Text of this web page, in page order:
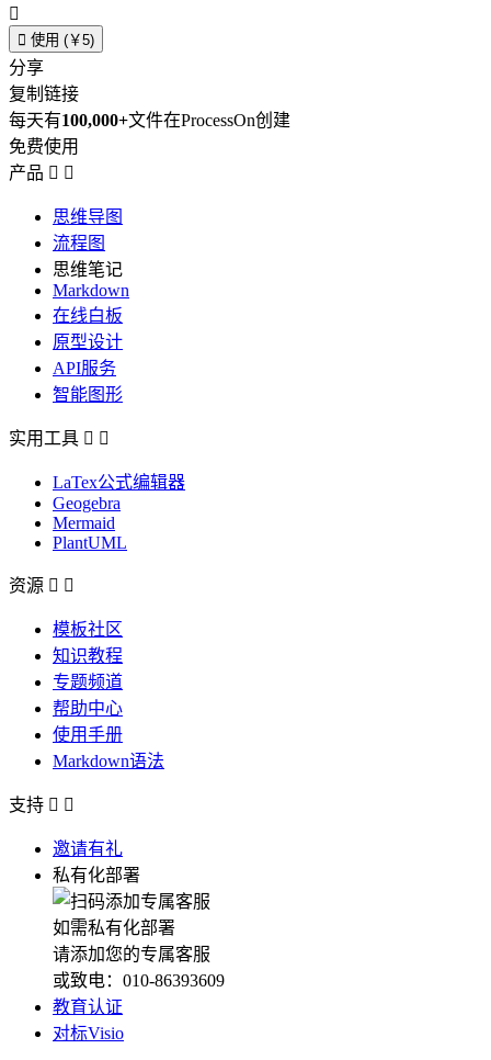

 使用 (￥5)
分享
复制链接
每天有100,000+文件在ProcessOn创建
免费使用
产品  
思维导图
流程图
思维笔记
Markdown
在线白板
原型设计
API服务
智能图形
实用工具  
LaTex公式编辑器
Geogebra
Mermaid
PlantUML
资源  
模板社区
知识教程
专题频道
帮助中心
使用手册
Markdown语法
支持  
邀请有礼
私有化部署
如需私有化部署
请添加您的专属客服
或致电：010-86393609
教育认证
对标Visio